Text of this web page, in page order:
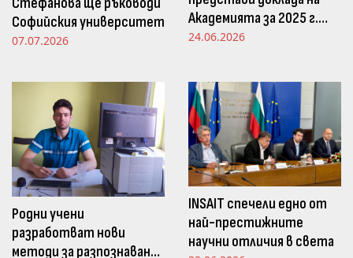
Софийския университет
07.07.2026
Академията за 2025 г.
пред Просветната
24.06.2026
Родни учени
разработват нови
методи за разпознаване
INSAIT спечели едно от
най-престижните
научни отличия в света